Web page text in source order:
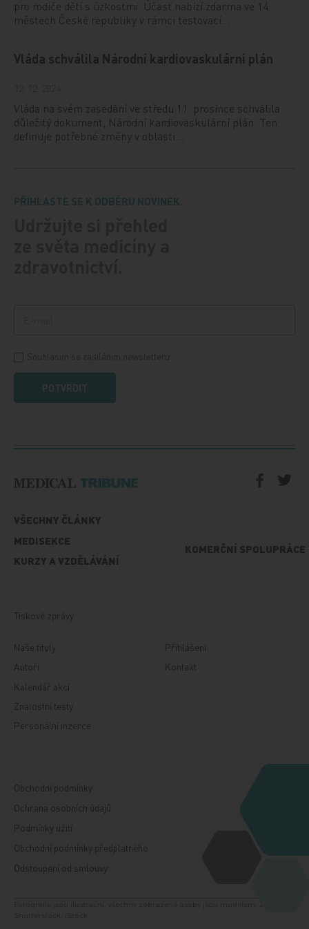
pro rodiče dětí s úzkostmi. Účast nabízí zdarma ve 14
městech České republiky v rámci testovací…
Vláda schválila Národní kardiovaskulární plán
Vláda na svém zasedání ve středu 11. prosince schválila
důležitý dokument, Národní kardiovaskulární plán. Ten
definuje potřebné změny v oblasti…
PŘIHLASTE SE K ODBĚRU NOVINEK.
POTVRDIT
VŠECHNY ČLÁNKY
MEDISEKCE
KURZY A VZDĚLÁVÁNÍ
KOMERČNÍ SPOLUPRÁCE
Tiskové zprávy
Naše tituly
Autoři
Kalendář akcí
Znalostní testy
Personální inzerce
Přihlášení
Kontakt
Obchodní podmínky
Ochrana osobních údajů
Podmínky užití
Obchodní podmínky předplatného
Odstoupení od smlouvy